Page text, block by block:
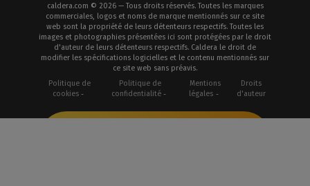
caldera.com © 2026 — Tous droits réservés. Toutes les marques
commerciales, logos et noms de marque mentionnés sur ce site
web sont la propriété de leurs détenteurs respectifs. Toutes les
images et photographies présentées ici sont protégées par le droit
d'auteur de leurs détenteurs respectifs. Caldera le droit de
modifier les spécifications logicielles et le contenu mentionnés sur
ce site web sans préavis.
Politique de
cookies
Politique de
confidentialité
Mentions
légales
Droits
d'auteur